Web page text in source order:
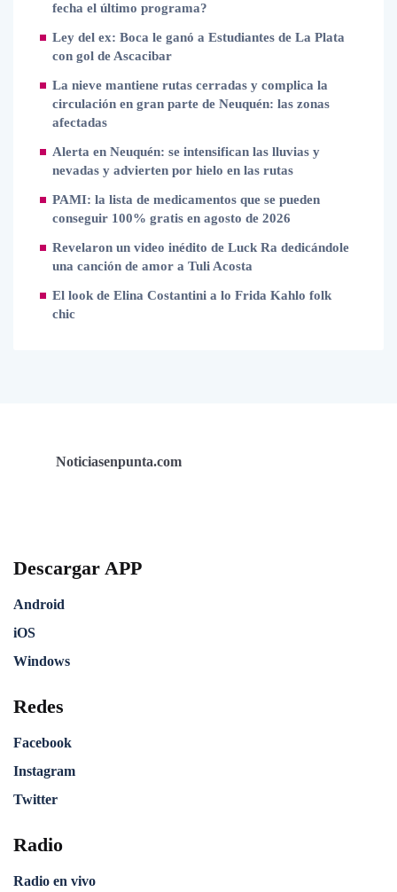
fecha el último programa?
Ley del ex: Boca le ganó a Estudiantes de La Plata
con gol de Ascacibar
La nieve mantiene rutas cerradas y complica la
circulación en gran parte de Neuquén: las zonas
afectadas
Alerta en Neuquén: se intensifican las lluvias y
nevadas y advierten por hielo en las rutas
PAMI: la lista de medicamentos que se pueden
conseguir 100% gratis en agosto de 2026
Revelaron un video inédito de Luck Ra dedicándole
una canción de amor a Tuli Acosta
El look de Elina Costantini a lo Frida Kahlo folk
chic
Noticiasenpunta.com
Descargar APP
Android
iOS
Windows
Redes
Facebook
Instagram
Twitter
Radio
Radio en vivo